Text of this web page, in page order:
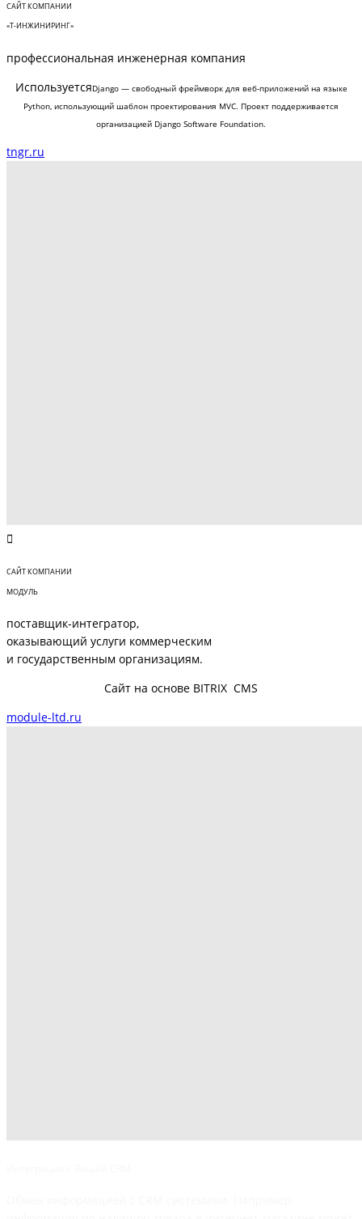
САЙТ КОМПАНИИ
«Т-ИНЖИНИРИНГ»
профессиональная инженерная компания
ИспользуетсяDjango — свободный фреймворк для веб-приложений на языке
Python, использующий шаблон проектирования MVC. Проект поддерживается
организацией Django Software Foundation.
tngr.ru
САЙТ КОМПАНИИ
МОДУЛЬ
поставщик-интегратор,
оказывающий услуги коммерческим
и государственным организациям.
Сайт на основе BITRIX CMS
module-ltd.ru